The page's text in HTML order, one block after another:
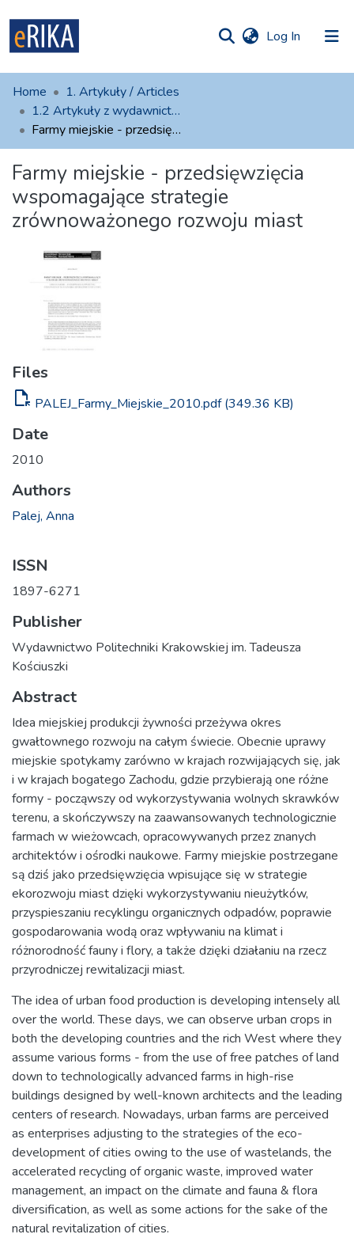
Log In (current)
UAFM
Information
For authors
Help
Contact
Home
1. Artykuły / Articles
1.2 Artykuły z wydawnictw zewnętrznych
Farmy miejskie - przedsięwzięcia wspomagające strategie zrównoważonego rozwoju miast
Farmy miejskie - przedsięwzięcia
wspomagające strategie
zrównoważonego rozwoju miast
Files
file_open PALEJ_Farmy_Miejskie_2010.pdf(349.36 KB)
Date
2010
Authors
Palej, Anna
ISSN
1897-6271
Publisher
Wydawnictwo Politechniki Krakowskiej im. Tadeusza
Kościuszki
Abstract
Idea miejskiej produkcji żywności przeżywa okres
gwałtownego rozwoju na całym świecie. Obecnie uprawy
miejskie spotykamy zarówno w krajach rozwijających się, jak
i w krajach bogatego Zachodu, gdzie przybierają one różne
formy - począwszy od wykorzystywania wolnych skrawków
terenu, a skończywszy na zaawansowanych technologicznie
farmach w wieżowcach, opracowywanych przez znanych
architektów i ośrodki naukowe. Farmy miejskie postrzegane
są dziś jako przedsięwzięcia wpisujące się w strategie
ekorozwoju miast dzięki wykorzystywaniu nieużytków,
przyspieszaniu recyklingu organicznych odpadów, poprawie
gospodarowania wodą oraz wpływaniu na klimat i
różnorodność fauny i flory, a także dzięki działaniu na rzecz
przyrodniczej rewitalizacji miast.
The idea of urban food production is developing intensely all
over the world. These days, we can observe urban crops in
both the developing countries and the rich West where they
assume various forms - from the use of free patches of land
down to technologically advanced farms in high-rise
buildings designed by well-known architects and the leading
centers of research. Nowadays, urban farms are perceived
as enterprises adjusting to the strategies of the eco-
development of cities owing to the use of wastelands, the
accelerated recycling of organic waste, improved water
management, an impact on the climate and fauna & flora
diversification, as well as some actions for the sake of the
natural revitalization of cities.